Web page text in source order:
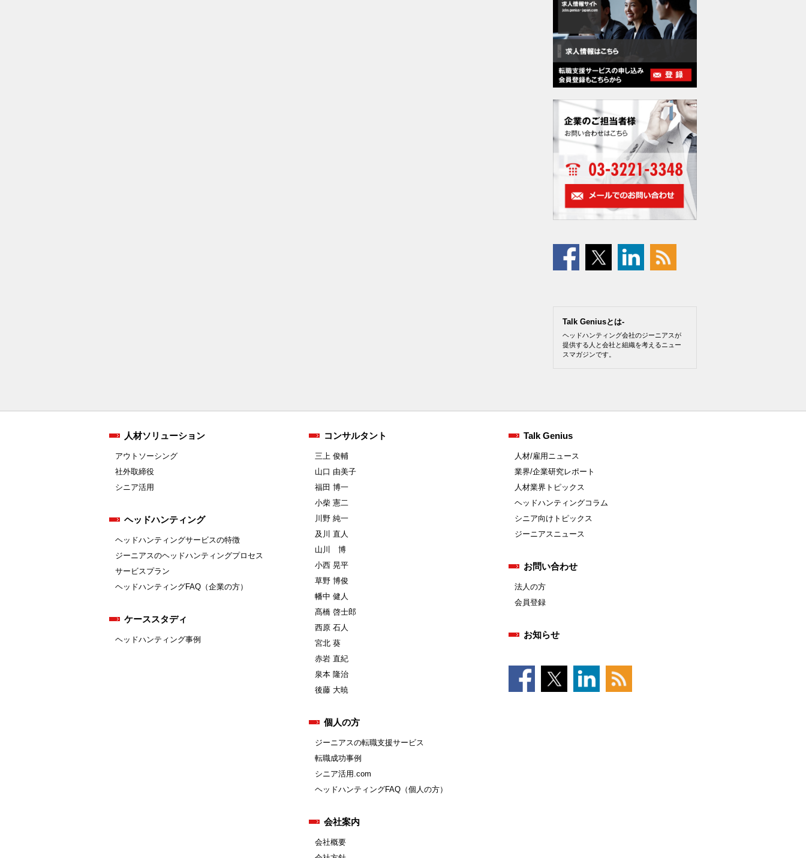
Talk Geniusとは-
ヘッドハンティング会社のジーニアスが
提供する人と会社と組織を考えるニュー
スマガジンです。
人材ソリューション
アウトソーシング
社外取締役
シニア活用
ヘッドハンティング
ヘッドハンティングサービスの特徴
ジーニアスのヘッドハンティングプロセス
サービスプラン
ヘッドハンティングFAQ（企業の方）
ケーススタディ
ヘッドハンティング事例
コンサルタント
三上 俊輔
山口 由美子
福田 博一
小柴 憲二
川野 純一
及川 直人
山川 博
小西 晃平
草野 博俊
幡中 健人
髙橋 啓士郎
西原 石人
宮北 葵
赤岩 直紀
泉本 隆治
後藤 大暁
個人の方
ジーニアスの転職支援サービス
転職成功事例
シニア活用.com
ヘッドハンティングFAQ（個人の方）
会社案内
会社概要
Talk Genius
人材/雇用ニュース
業界/企業研究レポート
人材業界トピックス
ヘッドハンティングコラム
シニア向けトピックス
ジーニアスニュース
お問い合わせ
法人の方
会員登録
お知らせ